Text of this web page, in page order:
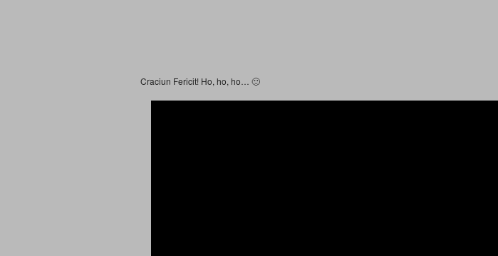
Craciun Fericit! Ho, ho, ho… 🙂